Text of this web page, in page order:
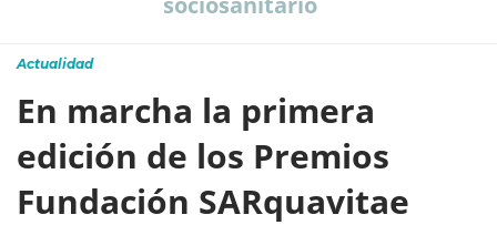
Actualidad
En marcha la primera
edición de los Premios
Fundación SARquavitae